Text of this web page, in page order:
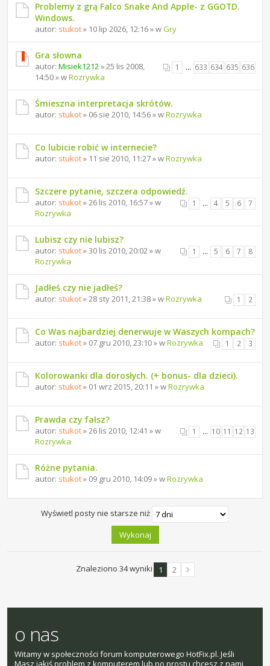
Problemy z grą Falco Snake And Apple- z GGOTD.
Windows.
autor: stukot» 10 lip 2026, 12:16 » wGry
Gra słowna
1 … 633 634 635 636
autor: Misiek1212» 25 lis 2008,
14:50 » wRozrywka
Śmieszna interpretacja skrótów.
autor: stukot» 06 sie 2010, 14:56 » wRozrywka
Co lubicie robić w internecie?
autor: stukot» 11 sie 2010, 11:27 » wRozrywka
Szczere pytanie, szczera odpowiedź.
1 … 4 5 6 7
autor: stukot» 26 lis 2010, 16:57 » w
Rozrywka
Lubisz czy nie lubisz?
1 … 5 6 7 8
autor: stukot» 30 lis 2010, 20:02 » w
Rozrywka
Jadłeś czy nie jadłeś?
1 2
autor: stukot» 28 sty 2011, 21:38 » wRozrywka
Co Was najbardziej denerwuje w Waszych kompach?
1 2 3
autor: stukot» 07 gru 2010, 23:10 » wRozrywka
Kolorowanki dla dorosłych. (+ bonus- dla dzieci).
autor: stukot» 01 wrz 2015, 20:11 » wRozrywka
Prawda czy fałsz?
1 … 10 11 12 13
autor: stukot» 26 lis 2010, 12:41 » w
Rozrywka
Różne pytania.
autor: stukot» 09 gru 2010, 14:09 » wRozrywka
Wyświetl posty nie starsze niż
Znaleziono 34 wyniki 1 2
o nas
Witamy w społeczności forum komputerowego HotFix.pl. Jeśli
Masz jakiś problem z komputerem lub po prostu chcesz z nami